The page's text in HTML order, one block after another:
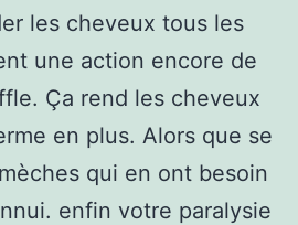
les cheveux tous les
une action encore de
Ça rend les cheveux
en plus. Alors que se
qui en ont besoin
enfin votre paralysie